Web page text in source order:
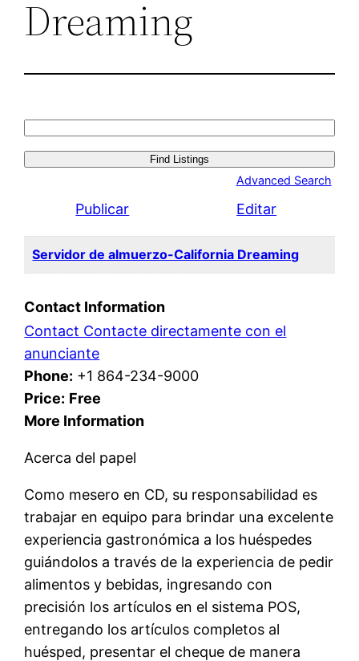
Dreaming
Search
for:
Advanced Search
Publicar Editar
Servidor de almuerzo-California Dreaming
Contact Information
Contact Contacte directamente con el
anunciante
Phone: +1 864-234-9000
Price: Free
More Information
Acerca del papel
Como mesero en CD, su responsabilidad es
trabajar en equipo para brindar una excelente
experiencia gastronómica a los huéspedes
guiándolos a través de la experiencia de pedir
alimentos y bebidas, ingresando con
precisión los artículos en el sistema POS,
entregando los artículos completos al
huésped, presentar el cheque de manera